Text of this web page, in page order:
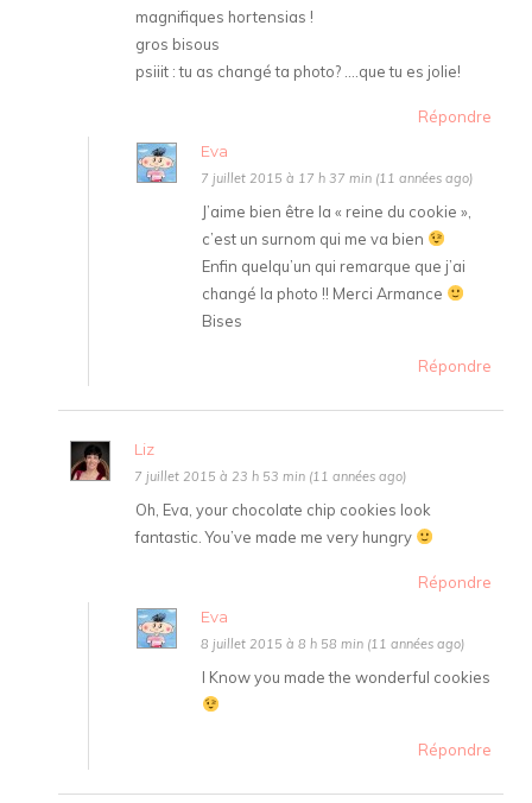
magnifiques hortensias !
gros bisous
psiiit : tu as changé ta photo? ….que tu es jolie!
Répondre
Eva
7 juillet 2015 à 17 h 37 min (11 années ago)
J’aime bien être la « reine du cookie »,
c’est un surnom qui me va bien
Enfin quelqu’un qui remarque que j’ai
changé la photo !! Merci Armance
Bises
Répondre
Liz
7 juillet 2015 à 23 h 53 min (11 années ago)
Oh, Eva, your chocolate chip cookies look
fantastic. You’ve made me very hungry
Répondre
Eva
8 juillet 2015 à 8 h 58 min (11 années ago)
I Know you made the wonderful cookies
Répondre